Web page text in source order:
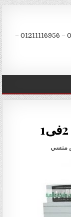
شركة المهندس منسي للتعبئة والتغليف 01211116954 – 01211116956 –